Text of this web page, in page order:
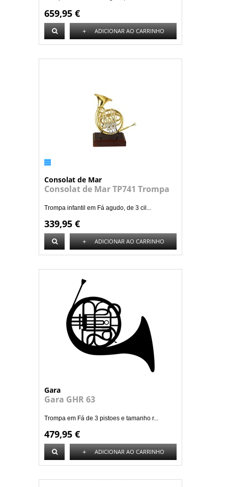
659,95 €
+ ADICIONAR AO CARRINHO
Consolat de Mar
Consolat de Mar TP741 Trompa
Trompa infantil em Fá agudo, de 3 cil...
339,95 €
+ ADICIONAR AO CARRINHO
Gara
Gara GHR 63
Trompa em Fá de 3 pistoes e tamanho r...
479,95 €
+ ADICIONAR AO CARRINHO